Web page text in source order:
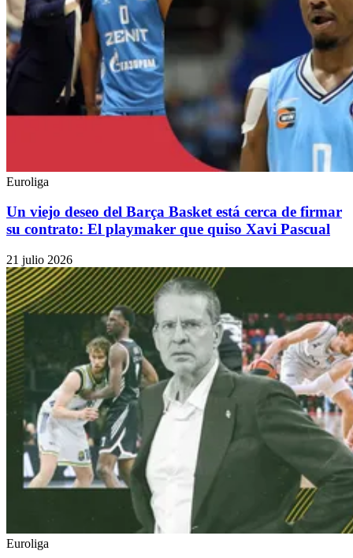
Euroliga
Un viejo deseo del Barça Basket está cerca de firmar
su contrato: El playmaker que quiso Xavi Pascual
21 julio 2026
Euroliga